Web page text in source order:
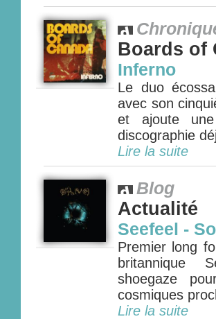
Boards of
Inferno
Le duo
avec son
et ajoute
discographie
Lire la suite
Blog
Actualité
Seefeel -
Premier long
britannique
shoegaze
cosmiques
Lire la suite